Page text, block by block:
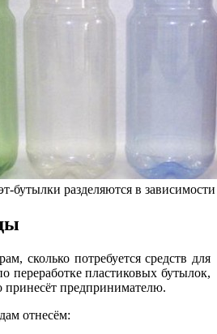
бутылки разделяются в зависимости
сколько потребуется средств для
переработке пластиковых бутылок,
принесёт предпринимателю.
отнесём: